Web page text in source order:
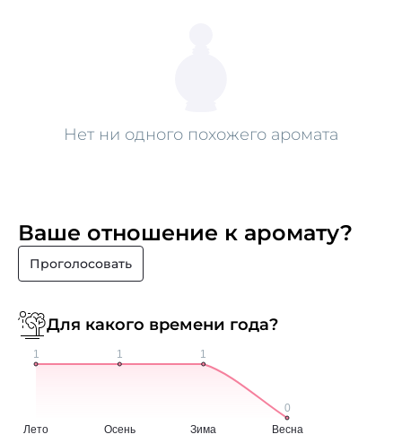
Нет ни одного похожего аромата
Ваше отношение к аромату?
Проголосовать
Для какого времени года?